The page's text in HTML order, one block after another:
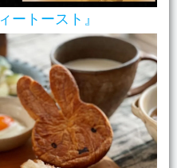
ートースト』